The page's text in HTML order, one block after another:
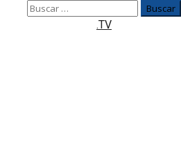
Buscar:
.TV